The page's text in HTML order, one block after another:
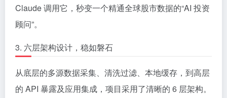
Claude 调用它，秒变一个精通全球股市数据的“AI 投资
顾问”。
3. 六层架构设计，稳如磐石
从底层的多源数据采集、清洗过滤、本地缓存，到高层
的 API 暴露及应用集成，项目采用了清晰的 6 层架构。